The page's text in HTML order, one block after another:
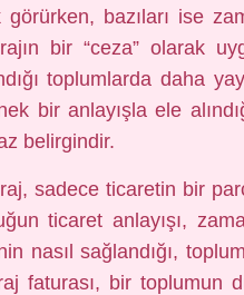
görürken, bazıları ise
bir “ceza” olarak
toplumlarda daha
bir anlayışla ele
belirgindir.
sadece ticaretin bir
ticaret anlayışı,
nasıl sağlandığı,
faturası, bir toplumun